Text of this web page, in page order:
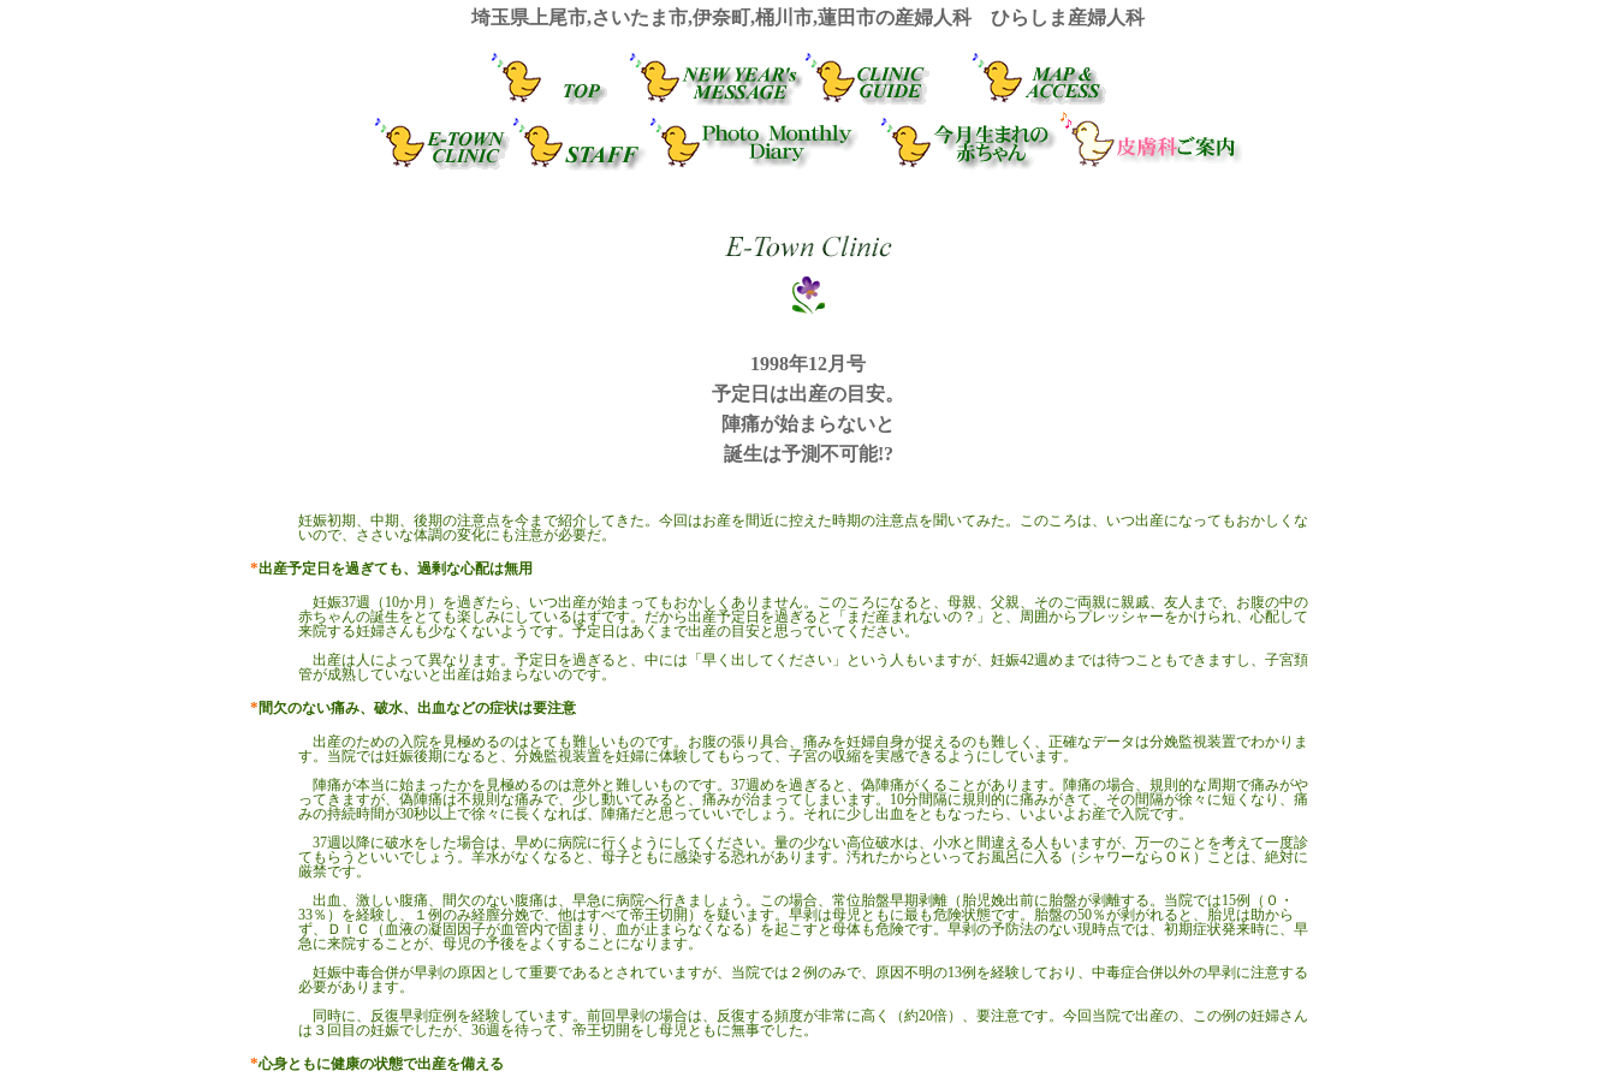
埼玉県上尾市,さいたま市,伊奈町,桶川市,蓮田市の産婦人科 ひらしま産婦人科
1998年12月号
予定日は出産の目安。
陣痛が始まらないと
誕生は予測不可能!?
妊娠初期、中期、後期の注意点を今まで紹介してきた。今回はお産を間近に控えた時期の注意点を聞いてみた。このころは、いつ出産になってもおかしくな
いので、ささいな体調の変化にも注意が必要だ。
*出産予定日を過ぎても、過剰な心配は無用
妊娠37週（10か月）を過ぎたら、いつ出産が始まってもおかしくありません。このころになると、母親、父親、そのご両親に親戚、友人まで、お腹の中の
赤ちゃんの誕生をとても楽しみにしているはずです。だから出産予定日を過ぎると「まだ産まれないの？」と、周囲からプレッシャーをかけられ、心配して
来院する妊婦さんも少なくないようです。予定日はあくまで出産の目安と思っていてください。
出産は人によって異なります。予定日を過ぎると、中には「早く出してください」という人もいますが、妊娠42週めまでは待つこともできますし、子宮頚
管が成熟していないと出産は始まらないのです。
*間欠のない痛み、破水、出血などの症状は要注意
出産のための入院を見極めるのはとても難しいものです。お腹の張り具合、痛みを妊婦自身が捉えるのも難しく、正確なデータは分娩監視装置でわかりま
す。当院では妊娠後期になると、分娩監視装置を妊婦に体験してもらって、子宮の収縮を実感できるようにしています。
陣痛が本当に始まったかを見極めるのは意外と難しいものです。 37週めを過ぎると、偽陣痛がくることがあります。陣痛の場合、規則的な周期で痛みがや
ってきますが、偽陣痛は不規則な痛みで、少し動いてみると、痛みが治まってしまいます。10分間隔に規則的に痛みがきて、その間隔が徐々に短くなり、痛
みの持続時間が30秒以上で徐々に長くなれば、陣痛だと思っていいでしょう。それに少し出血をともなったら、いよいよお産で入院です。
37週以降に破水をした場合は、早めに病院に行くようにしてください。量の少ない高位破水は、小水と間違える人もいますが、万一のことを考えて一度診
てもらうといいでしょう。羊水がなくなると、母子ともに感染する恐れがあります。汚れたからといってお風呂に入る（シャワーならＯＫ）ことは、絶対に
厳禁です。
出血、激しい腹痛、間欠のない腹痛は、早急に病院へ行きましょう。この場合、常位胎盤早期剥離（胎児娩出前に胎盤が剥離する。当院では15例（０・
33％）を経験し、１例のみ経膣分娩で、他はすべて帝王切開）を疑います。早剥は母児ともに最も危険状態です。胎盤の50％が剥がれると、胎児は助から
ず、ＤＩＣ（血液の凝固因子が血管内で固まり、血が止まらなくなる）を起こすと母体も危険です。早剥の予防法のない現時点では、初期症状発来時に、早
急に来院することが、母児の予後をよくすることになります。
妊娠中毒合併が早剥の原因として重要であるとされていますが、当院では２例のみで、原因不明の13例を経験しており、中毒症合併以外の早剥に注意する
必要があります。
同時に、反復早剥症例を経験しています。前回早剥の場合は、反復する頻度が非常に高く（約20倍）、要注意です。今回当院で出産の、この例の妊婦さん
は３回目の妊娠でしたが、36週を待って、帝王切開をし母児ともに無事でした。
*心身ともに健康の状態で出産を備える